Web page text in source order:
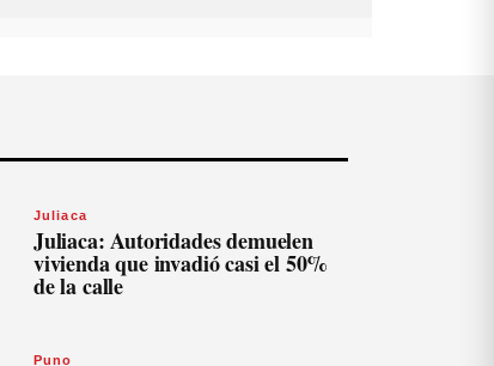
Juliaca
Juliaca: Autoridades demuelen
vivienda que invadió casi el 50%
de la calle
Puno